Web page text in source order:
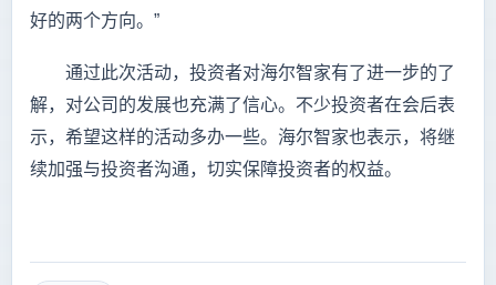
好的两个方向。”
通过此次活动，投资者对海尔智家有了进一步的了
解，对公司的发展也充满了信心。不少投资者在会后表
示，希望这样的活动多办一些。海尔智家也表示，将继
续加强与投资者沟通，切实保障投资者的权益。